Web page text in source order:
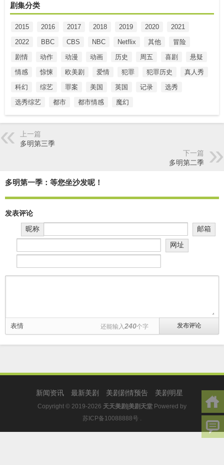
剧集分类
2015 2016 2017 2018 2019 2020
2021
2022
BBC CBS NBC Netflix 其他
冒险
剧情
动作 动漫 动画 历史 周五 喜剧
悬疑
情感
惊悚 欧美剧 爱情 犯罪 犯罪历史
真人秀
科幻
综艺 罪案 美国 英国 记录
选秀
选秀综艺
都市 都市情感 魔幻
上一篇
多明第三季
下一篇
多明第二季
多明第一季：等您坐沙发呢！
发表评论
昵称
邮箱
网址
表情 还能输入 240个字
新闻资讯 最新美剧 美剧剧情预告 美剧明星
Copyright © 2019-2026 天天美剧|美剧天堂 Powered by
苏ICP备10088888号 .